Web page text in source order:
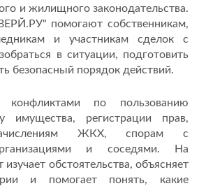
и жилищного законодательства.
помогают собственникам,
и участникам сделок с
в ситуации, подготовить
безопасный порядок действий.
по пользованию
имущества, регистрации прав,
ЖКХ, спорам с
и соседями. На
обстоятельства, объясняет
и помогает понять, какие